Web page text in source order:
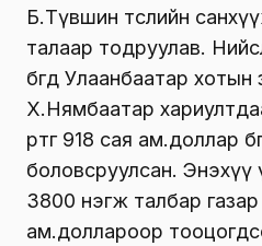
Б.Түвшин төслийн
талаар тодруулав.
бөгөөд Улаанбаатар хотын
Х.Нямбаатар
өртөг 918 сая ам.доллар
боловсруулсан.
3800 нэгж талбар газар
ам.доллароор